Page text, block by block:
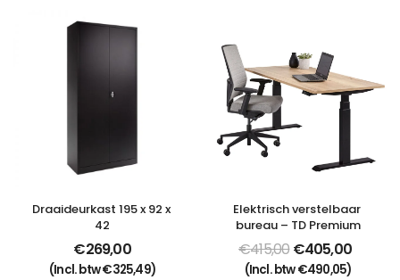
Draaideurkast 195 x 92 x
42
€269,00
(Incl. btw€325,49)
Elektrisch verstelbaar
bureau – TD Premium
€415,00 €405,00
(Incl. btw€490,05)